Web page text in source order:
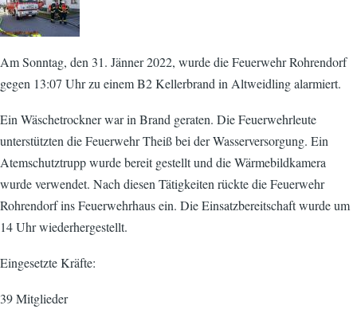
Am Sonntag, den 31. Jänner 2022, wurde die Feuerwehr Rohrendorf
gegen 13:07 Uhr zu einem B2 Kellerbrand in Altweidling alarmiert.
Ein Wäschetrockner war in Brand geraten. Die Feuerwehrleute
unterstützten die Feuerwehr Theiß bei der Wasserversorgung. Ein
Atemschutztrupp wurde bereit gestellt und die Wärmebildkamera
wurde verwendet. Nach diesen Tätigkeiten rückte die Feuerwehr
Rohrendorf ins Feuerwehrhaus ein. Die Einsatzbereitschaft wurde um
14 Uhr wiederhergestellt.
Eingesetzte Kräfte:
39 Mitglieder